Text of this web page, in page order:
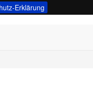
Erklärung